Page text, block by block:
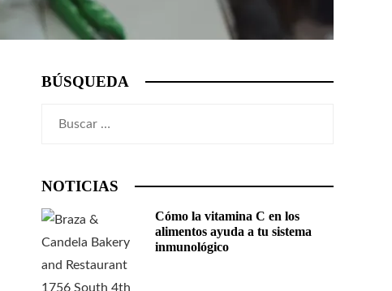
BÚSQUEDA
NOTICIAS
Cómo la vitamina C en los
alimentos ayuda a tu sistema
inmunológico